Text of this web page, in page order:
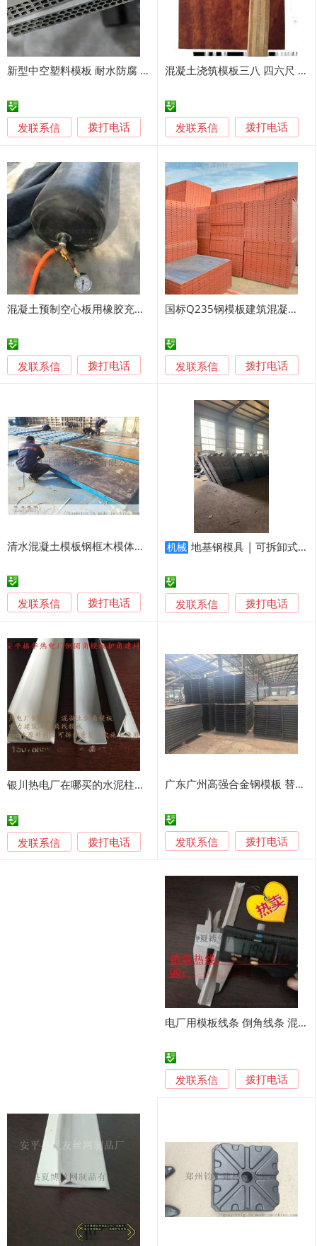
新型中空塑料模板 耐水防腐 建筑专用
发联系信 拨打电话
混凝土浇筑模板三八 四六尺 库存 发货快速
发联系信 拨打电话
混凝土预制空心板用橡胶充气芯模气囊模板
发联系信 拨打电话
国标Q235钢模板建筑混凝土钢模板工地墙体浇筑钢模
发联系信 拨打电话
清水混凝土模板钢框木模体系清水模板加工
发联系信 拨打电话
机械 地基钢模具 | 可拆卸式混凝土基础模板 | 建筑施工专用
发联系信 拨打电话
银川热电厂在哪买的水泥柱子抹灰倒圆角线条模板
发联系信 拨打电话
广东广州高强合金钢模板 替代铝模 新型钢模板
发联系信 拨打电话
电厂用模板线条 倒角线条 混凝土直角模板线
发联系信 拨打电话